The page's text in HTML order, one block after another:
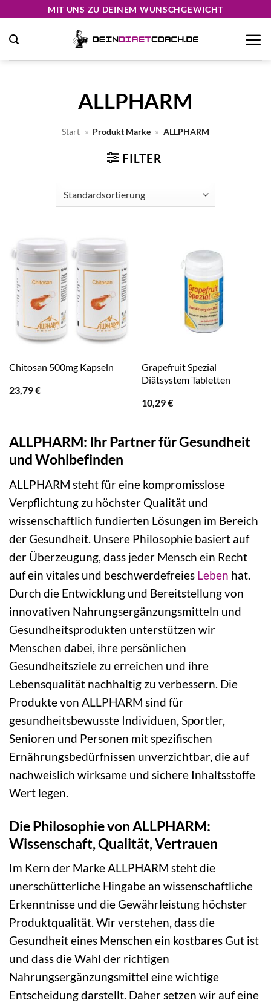
springen
MIT UNS ZU DEINEM WUNSCHGEWICHT
ALLPHARM
Start » Produkt Marke » ALLPHARM
FILTER
Chitosan 500mg Kapseln
23,79€
Grapefruit Spezial
Diätsystem Tabletten
10,29€
ALLPHARM: Ihr Partner für Gesundheit
und Wohlbefinden
ALLPHARM steht für eine kompromisslose
Verpflichtung zu höchster Qualität und
wissenschaftlich fundierten Lösungen im Bereich
der Gesundheit. Unsere Philosophie basiert auf
der Überzeugung, dass jeder Mensch ein Recht
auf ein vitales und beschwerdefreies Leben hat.
Durch die Entwicklung und Bereitstellung von
innovativen Nahrungsergänzungsmitteln und
Gesundheitsprodukten unterstützen wir
Menschen dabei, ihre persönlichen
Gesundheitsziele zu erreichen und ihre
Lebensqualität nachhaltig zu verbessern. Die
Produkte von ALLPHARM sind für
gesundheitsbewusste Individuen, Sportler,
Senioren und Personen mit spezifischen
Ernährungsbedürfnissen unverzichtbar, die auf
nachweislich wirksame und sichere Inhaltsstoffe
Wert legen.
Die Philosophie von ALLPHARM:
Wissenschaft, Qualität, Vertrauen
Im Kern der Marke ALLPHARM steht die
unerschütterliche Hingabe an wissenschaftliche
Erkenntnisse und die Gewährleistung höchster
Produktqualität. Wir verstehen, dass die
Gesundheit eines Menschen ein kostbares Gut ist
und dass die Wahl der richtigen
Nahrungsergänzungsmittel eine wichtige
Entscheidung darstellt. Daher setzen wir auf eine